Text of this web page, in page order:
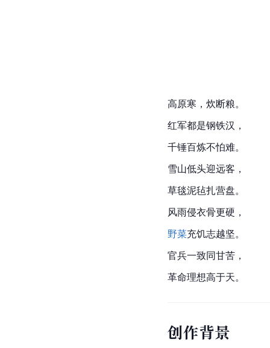
高原寒，炊断粮。
红军都是钢铁汉，
千锤百炼不怕难。
雪山低头迎远客，
草毯泥毡扎营盘。
风雨侵衣骨更硬，
野菜充饥志越坚。
官兵一致同甘苦，
革命理想高于天。
创作背景